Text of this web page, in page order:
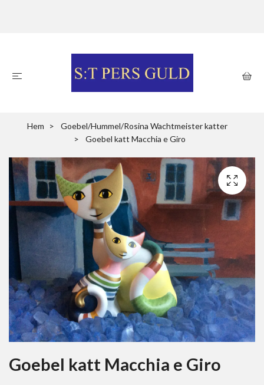
Hem
Goebel/Hummel/Rosina Wachtmeister katter
Goebel katt Macchia e Giro
Goebel katt Macchia e Giro